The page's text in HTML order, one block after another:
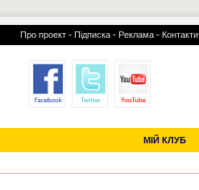
Про проект - Підписка - Реклама - Контакти
МІЙ КЛУБ
УСІ ТРАНСФЕРИ